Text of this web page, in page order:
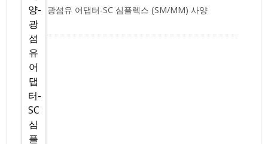
광섬유 어댑터-SC 심플렉스 (SM/MM) 사양